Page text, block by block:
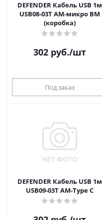
DEFENDER Кабель USB 1м
USB08-03Т АМ-микро ВМ
(коробка)
302 руб./шт
Под заказ
DEFENDER Кабель USB 1м
USB09-03Т АМ-Type C